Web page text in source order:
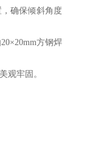
确保倾斜角度
方钢焊
观牢固。